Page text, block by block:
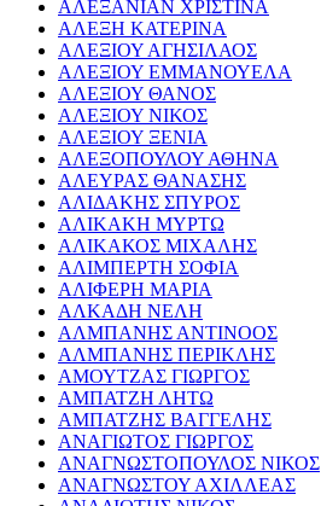
ΑΛΕΞΑΝΙΑΝ ΧΡΙΣΤΙΝΑ
ΑΛΕΞΗ ΚΑΤΕΡΙΝΑ
ΑΛΕΞΙΟΥ ΑΓΗΣΙΛΑΟΣ
ΑΛΕΞΙΟΥ ΕΜΜΑΝΟΥΕΛΑ
ΑΛΕΞΙΟΥ ΘΑΝΟΣ
ΑΛΕΞΙΟΥ ΝΙΚΟΣ
ΑΛΕΞΙΟΥ ΞΕΝΙΑ
ΑΛΕΞΟΠΟΥΛΟΥ ΑΘΗΝΑ
ΑΛΕΥΡΑΣ ΘΑΝΑΣΗΣ
ΑΛΙΔΑΚΗΣ ΣΠΥΡΟΣ
ΑΛΙΚΑΚΗ ΜΥΡΤΩ
ΑΛΙΚΑΚΟΣ ΜΙΧΑΛΗΣ
ΑΛΙΜΠΕΡΤΗ ΣΟΦΙΑ
ΑΛΙΦΕΡΗ ΜΑΡΙΑ
ΑΛΚΑΔΗ ΝΕΛΗ
ΑΛΜΠΑΝΗΣ ΑΝΤΙΝΟΟΣ
ΑΛΜΠΑΝΗΣ ΠΕΡΙΚΛΗΣ
ΑΜΟΥΤΖΑΣ ΓΙΩΡΓΟΣ
ΑΜΠΑΤΖΗ ΛΗΤΩ
ΑΜΠΑΤΖΗΣ ΒΑΓΓΕΛΗΣ
ΑΝΑΓΙΩΤΟΣ ΓΙΩΡΓΟΣ
ΑΝΑΓΝΩΣΤΟΠΟΥΛΟΣ ΝΙΚΟΣ
ΑΝΑΓΝΩΣΤΟΥ ΑΧΙΛΛΕΑΣ